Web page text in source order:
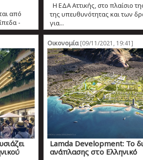
από
-
Η ΕΔΑ Αττικής, στο πλαίσιο
της υπευθυνότητας και των
για...
Οικονομία[09/11/2021, 19:41]
Lamda Development: Το
ανάπλασης στο Ελληνικό